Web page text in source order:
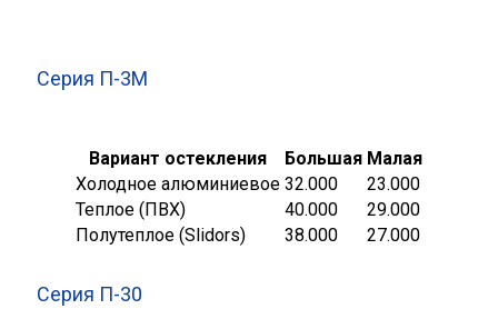
Серия П-3М
Вариант остекления Большая Малая
Холодное алюминиевое 32.000
23.000
Теплое (ПВХ)
40.000
29.000
Полутеплое (Slidors)
38.000 27.000
Серия П-30